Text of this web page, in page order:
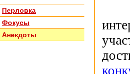
Перловка
Фокусы
Анекдоты